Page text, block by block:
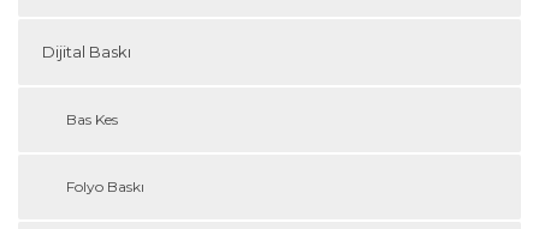
Dijital Baskı
Bas Kes
Folyo Baskı